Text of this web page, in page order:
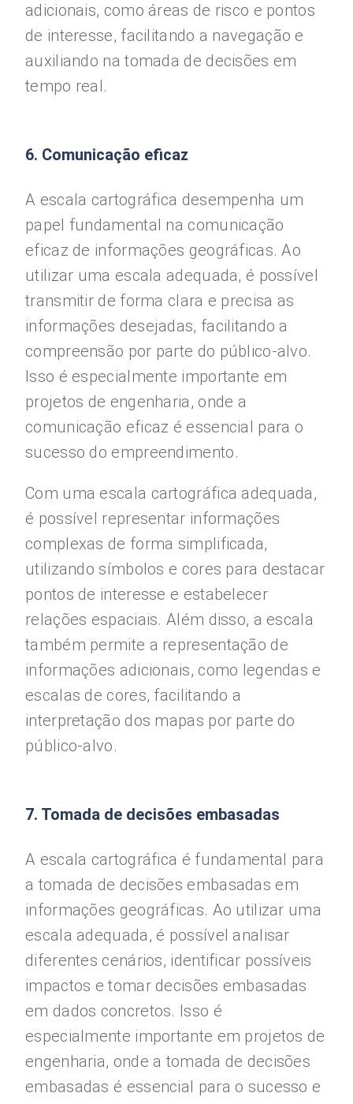
adicionais, como áreas de risco e pontos
de interesse, facilitando a navegação e
auxiliando na tomada de decisões em
tempo real.
6. Comunicação eficaz
A escala cartográfica desempenha um
papel fundamental na comunicação
eficaz de informações geográficas. Ao
utilizar uma escala adequada, é possível
transmitir de forma clara e precisa as
informações desejadas, facilitando a
compreensão por parte do público-alvo.
Isso é especialmente importante em
projetos de engenharia, onde a
comunicação eficaz é essencial para o
sucesso do empreendimento.
Com uma escala cartográfica adequada,
é possível representar informações
complexas de forma simplificada,
utilizando símbolos e cores para destacar
pontos de interesse e estabelecer
relações espaciais. Além disso, a escala
também permite a representação de
informações adicionais, como legendas e
escalas de cores, facilitando a
interpretação dos mapas por parte do
público-alvo.
7. Tomada de decisões embasadas
A escala cartográfica é fundamental para
a tomada de decisões embasadas em
informações geográficas. Ao utilizar uma
escala adequada, é possível analisar
diferentes cenários, identificar possíveis
impactos e tomar decisões embasadas
em dados concretos. Isso é
especialmente importante em projetos de
engenharia, onde a tomada de decisões
embasadas é essencial para o sucesso e